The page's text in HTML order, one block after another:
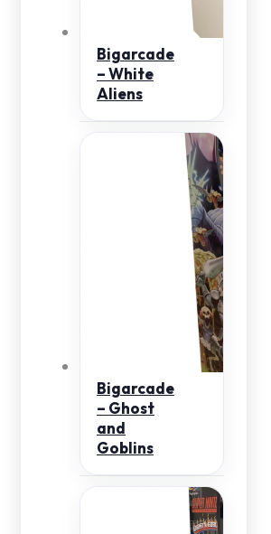
Bigarcade
– White
Aliens
Bigarcade
– Ghost
and
Goblins